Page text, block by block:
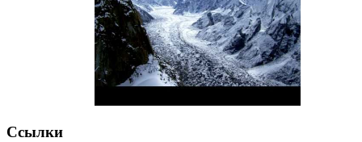
Ссылки